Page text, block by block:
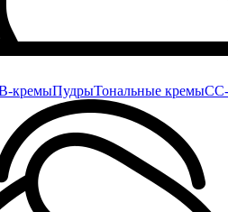
кремыПудрыТональные кремы